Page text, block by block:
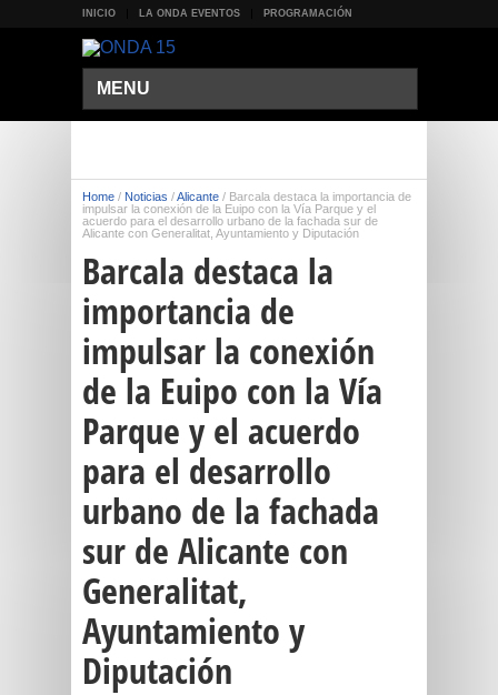
INICIO LA ONDA EVENTOS PROGRAMACIÓN
MENU
Home / Noticias /Alicante / Barcala destaca la importancia de
impulsar la conexión de la Euipo con la Vía Parque y el
acuerdo para el desarrollo urbano de la fachada sur de
Alicante con Generalitat, Ayuntamiento y Diputación
Barcala destaca la
importancia de
impulsar la conexión
de la Euipo con la Vía
Parque y el acuerdo
para el desarrollo
urbano de la fachada
sur de Alicante con
Generalitat,
Ayuntamiento y
Diputación